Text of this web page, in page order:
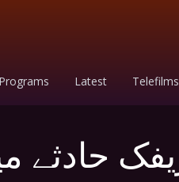
Programs Latest Telefilms
حادثے